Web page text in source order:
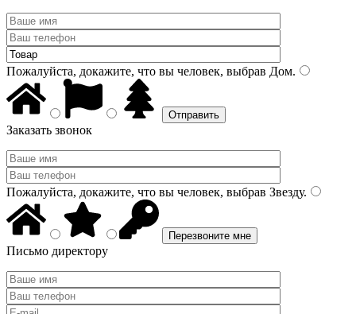
Пожалуйста, докажите, что вы человек, выбрав Дом.
Заказать звонок
Пожалуйста, докажите, что вы человек, выбрав Звезду.
Письмо директору